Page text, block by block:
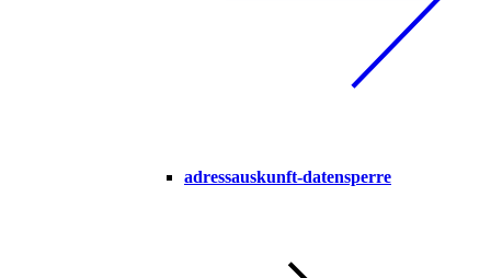
adressauskunft-datensperre